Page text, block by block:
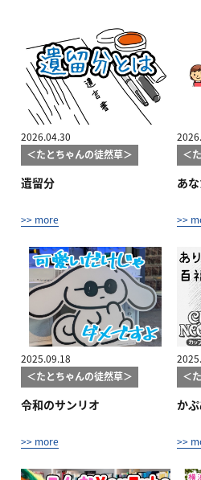
2026.04.30
＜たとちゃんの徒然草＞
遺留分
>> more
＜
あ
>>
2025.09.18
＜たとちゃんの徒然草＞
令和のサンリオ
>> more
＜
か
>>